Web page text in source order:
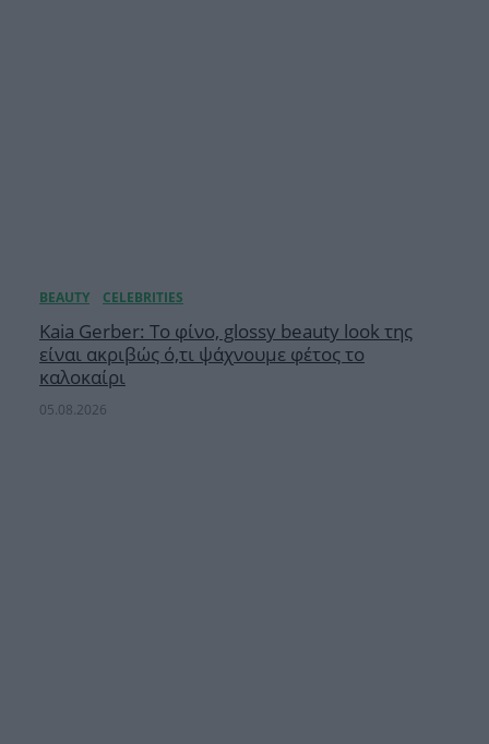
Κaia Gerber: Το φίνο, glossy beauty look της
είναι ακριβώς ό,τι ψάχνουμε φέτος το
καλοκαίρι
05.08.2026